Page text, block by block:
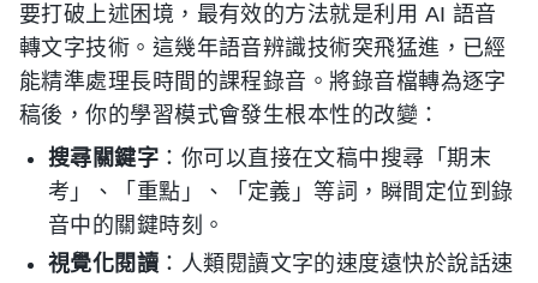
要打破上述困境，最有效的方法就是利用 AI 語音
轉文字技術。這幾年語音辨識技術突飛猛進，已經
能精準處理長時間的課程錄音。將錄音檔轉為逐字
稿後，你的學習模式會發生根本性的改變：
搜尋關鍵字 ：你可以直接在文稿中搜尋「期末
考」、「重點」、「定義」等詞，瞬間定位到錄
音中的關鍵時刻。
視覺化閱讀 ：人類閱讀文字的速度遠快於說話速